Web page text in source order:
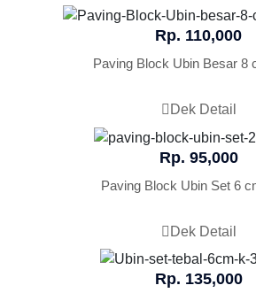
Rp. 110,000
Paving Block Ubin Besar 8
Dek Detail
Rp. 95,000
Paving Block Ubin Set 6
Dek Detail
Rp. 135,000